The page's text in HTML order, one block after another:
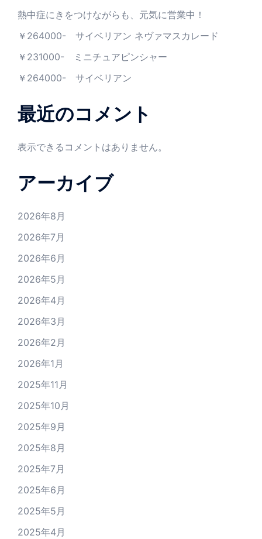
熱中症にきをつけながらも、元気に営業中！
￥264000- サイベリアン ネヴァマスカレード
￥231000- ミニチュアピンシャー
￥264000- サイベリアン
最近のコメント
表示できるコメントはありません。
アーカイブ
2026年8月
2026年7月
2026年6月
2026年5月
2026年4月
2026年3月
2026年2月
2026年1月
2025年11月
2025年10月
2025年9月
2025年8月
2025年7月
2025年6月
2025年5月
2025年4月